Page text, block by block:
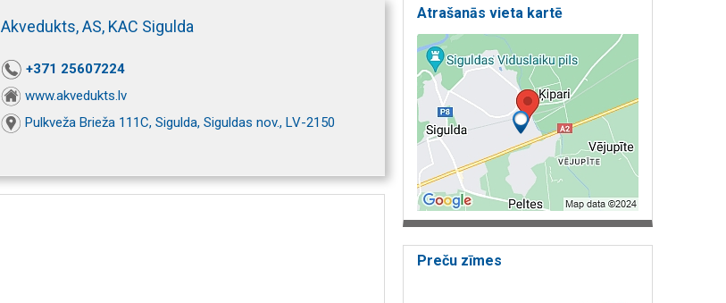
Akvedukts, AS, KAC Sigulda
+371 25607224
www.akvedukts.lv
Pulkveža Brieža 111C, Sigulda, Siguldas nov., LV-2150
Atrašanās vieta kartē
Preču zīmes